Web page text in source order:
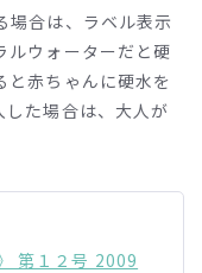
場合は、ラベル表示
ルウォーターだと硬
と赤ちゃんに硬水を
た場合は、大人が
第１２号 2009